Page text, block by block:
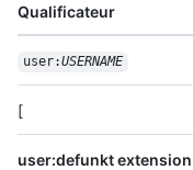
Qualificateur
user:USERNAME
[
user:defunkt